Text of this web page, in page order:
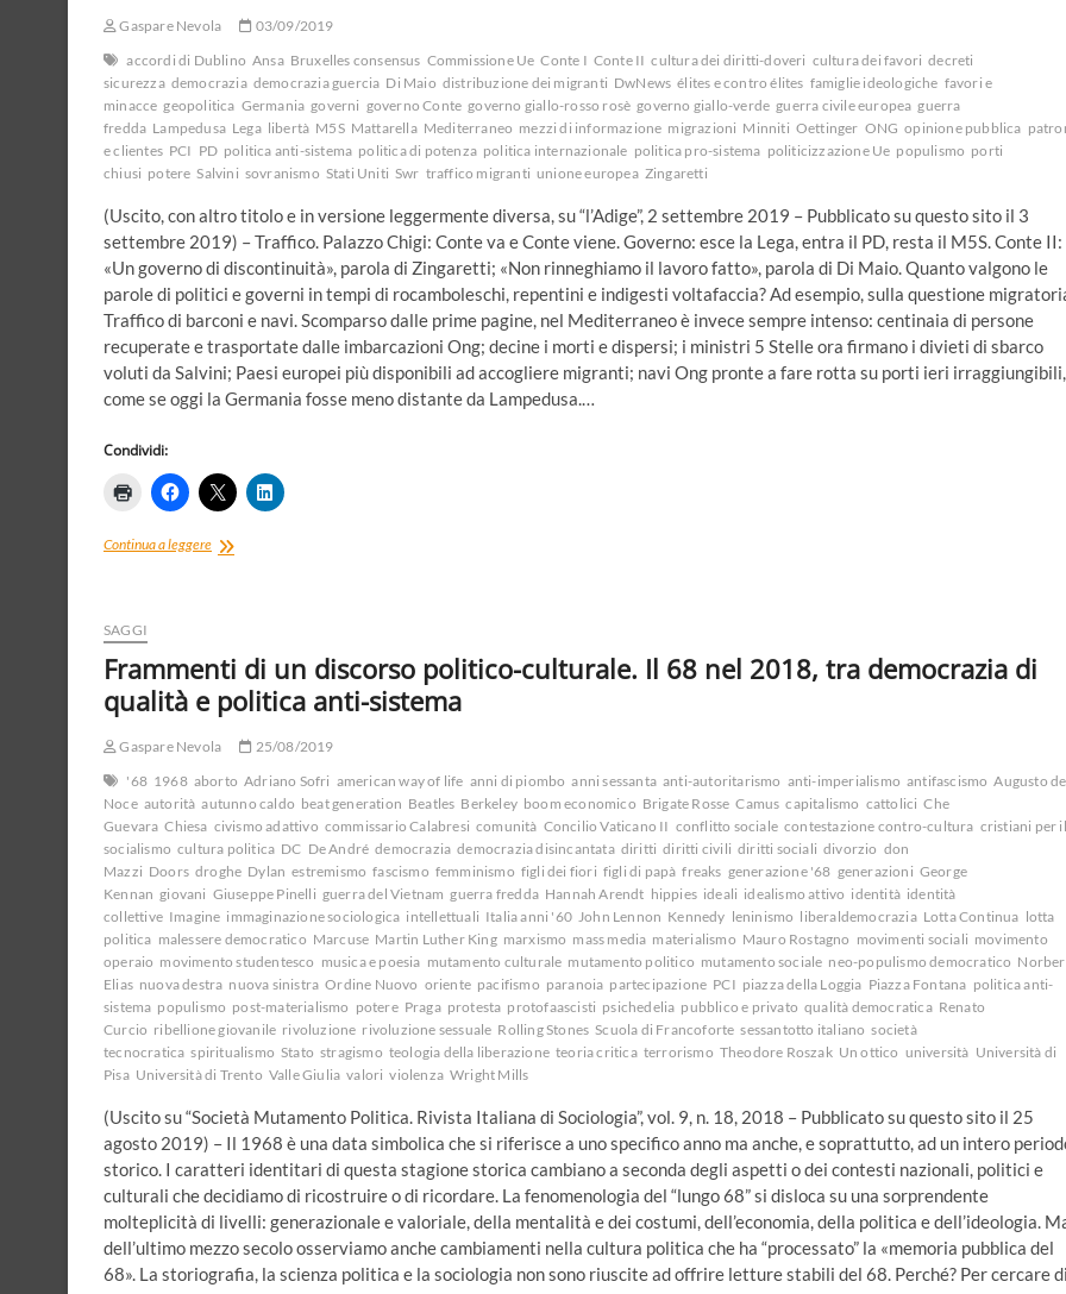
dell’ordine
liberale
e
tramonto
della
“fine
della
Gaspare Nevola
03/09/2019
accordi di Dublino Ansa Bruxelles consensus Commissione Ue Conte I Conte II cultura dei diritti-doveri cultura dei favori decreti
sicurezza democrazia democrazia guercia Di Maio distribuzione dei migranti DwNews élites e contro élites famiglie ideologiche favori e
minacce geopolitica Germania governi governo Conte governo giallo-rosso rosè governo giallo-verde guerra civile europea guerra
fredda Lampedusa Lega libertà M5S Mattarella Mediterraneo mezzi di informazione migrazioni Minniti Oettinger ONG opinione pubblica
e clientes PCI PD politica anti-sistema politica di potenza politica internazionale politica pro-sistema politicizzazione Ue populismo porti
chiusi potere Salvini sovranismo Stati Uniti Swr traffico migranti unione europea Zingaretti
(Uscito, con altro titolo e in versione leggermente diversa, su “l’Adige”, 2 settembre 2019 – Pubblicato su questo sito il 3
settembre 2019) – Traffico. Palazzo Chigi: Conte va e Conte viene. Governo: esce la Lega, entra il PD, resta il M5S. Conte II:
«Un governo di discontinuità», parola di Zingaretti; «Non rinneghiamo il lavoro fatto», parola di Di Maio. Quanto valgono le
parole di politici e governi in tempi di rocamboleschi, repentini e indigesti voltafaccia? Ad esempio, sulla questione
Traffico di barconi e navi. Scomparso dalle prime pagine, nel Mediterraneo è invece sempre intenso: centinaia di persone
recuperate e trasportate dalle imbarcazioni Ong; decine i morti e dispersi; i ministri 5 Stelle ora firmano i divieti di sbarco
voluti da Salvini; Paesi europei più disponibili ad accogliere migranti; navi Ong pronte a fare rotta su porti ieri irraggiungibili,
come se oggi la Germania fosse meno distante da Lampedusa.…
Condividi:
Continua a leggereMigrazioni,
democrazia
guercia
SAGGI
Frammenti di un discorso politico-culturale. Il 68 nel 2018, tra democrazia di
qualità e politica anti-sistema
Gaspare Nevola
25/08/2019
'68 1968 aborto Adriano Sofri american way of life anni di piombo anni sessanta anti-autoritarismo anti-imperialismo antifascismo Augusto
Noce autorità autunno caldo beat generation Beatles Berkeley boom economico Brigate Rosse Camus capitalismo cattolici Che
Guevara Chiesa civismo adattivo commissario Calabresi comunità Concilio Vaticano II conflitto sociale contestazione contro-cultura cristiani per il
socialismo cultura politica DC De André democrazia democrazia disincantata diritti diritti civili diritti sociali divorzio don
Mazzi Doors droghe Dylan estremismo fascismo femminismo figli dei fiori figli di papà freaks generazione '68 generazioni George
Kennan giovani Giuseppe Pinelli guerra del Vietnam guerra fredda Hannah Arendt hippies ideali idealismo attivo identità identità
collettive Imagine immaginazione sociologica intellettuali Italia anni '60 John Lennon Kennedy leninismo liberaldemocrazia Lotta Continua lotta
politica malessere democratico Marcuse Martin Luther King marxismo mass media materialismo Mauro Rostagno movimenti sociali movimento
operaio movimento studentesco musica e poesia mutamento culturale mutamento politico mutamento sociale neo-populismo democratico
Elias nuova destra nuova sinistra Ordine Nuovo oriente pacifismo paranoia partecipazione PCI piazza della Loggia Piazza Fontana politica anti-
sistema populismo post-materialismo potere Praga protesta protofaascisti psichedelia pubblico e privato qualità democratica Renato
Curcio ribellione giovanile rivoluzione rivoluzione sessuale Rolling Stones Scuola di Francoforte sessantotto italiano società
tecnocratica spiritualismo Stato stragismo teologia della liberazione teoria critica terrorismo Theodore Roszak Un ottico università Università di
Pisa Università di Trento Valle Giulia valori violenza Wright Mills
(Uscito su “Società Mutamento Politica. Rivista Italiana di Sociologia”, vol. 9, n. 18, 2018 – Pubblicato su questo sito il 25
agosto 2019) – Il 1968 è una data simbolica che si riferisce a uno specifico anno ma anche, e soprattutto, ad un intero
storico. I caratteri identitari di questa stagione storica cambiano a seconda degli aspetti o dei contesti nazionali, politici e
culturali che decidiamo di ricostruire o di ricordare. La fenomenologia del “lungo 68” si disloca su una sorprendente
molteplicità di livelli: generazionale e valoriale, della mentalità e dei costumi, dell’economia, della politica e dell’ideologia.
dell’ultimo mezzo secolo osserviamo anche cambiamenti nella cultura politica che ha “processato” la «memoria pubblica del
68». La storiografia, la scienza politica e la sociologia non sono riuscite ad offrire letture stabili del 68. Perché? Per cercare di